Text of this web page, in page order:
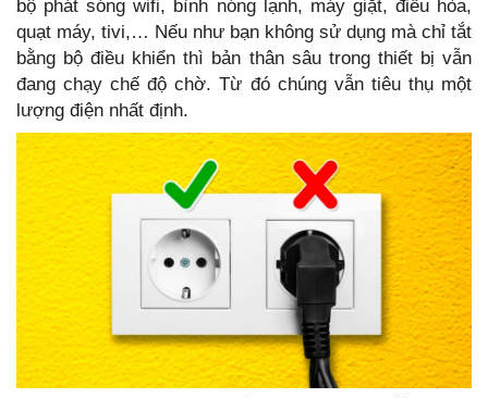
bộ phát sóng wifi, bình nóng lạnh, máy giặt, điều hòa,
quạt máy, tivi,… Nếu như bạn không sử dụng mà chỉ tắt
bằng bộ điều khiển thì bản thân sâu trong thiết bị vẫn
đang chạy chế độ chờ. Từ đó chúng vẫn tiêu thụ một
lượng điện nhất định.